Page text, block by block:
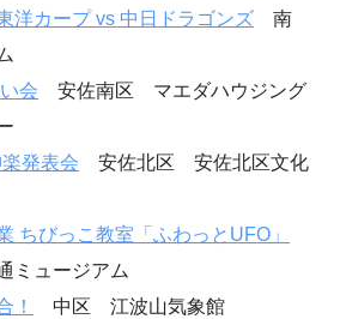
カープ vs 中日ドラゴンズ 南
会 安佐南区 マエダハウジング
発表会 安佐北区 安佐北区文化
ちびっこ教室「ふわっとUFO」
ミュージアム
！
中区 江波山気象館